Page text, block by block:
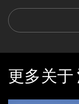
更多关于